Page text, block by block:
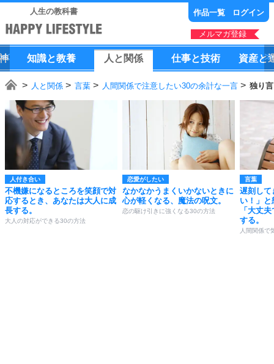
人生の教科書 作品一覧 ログイン
メルマガ登録
知識と教養 人 と 関係 仕事と技術 資産と
人と関係 言葉 人間関係で注意したい30の余計な一言 独り
人付き合い
不機嫌になるところを笑顔で対
応するとき、あなたは大人に成
長する。
大人の対応ができる30の方法
恋愛がしたい
なかなかうまくいかないときに
心が軽くなる、魔法の呪文。
恋の駆け引きに強くなる30の方法
言葉
遅刻して
い！」と
「大丈
する。
人間関係で